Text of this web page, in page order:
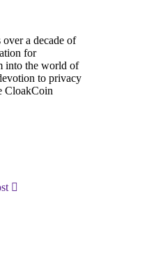
a decade of
for
into the world of
to privacy
CloakCoin